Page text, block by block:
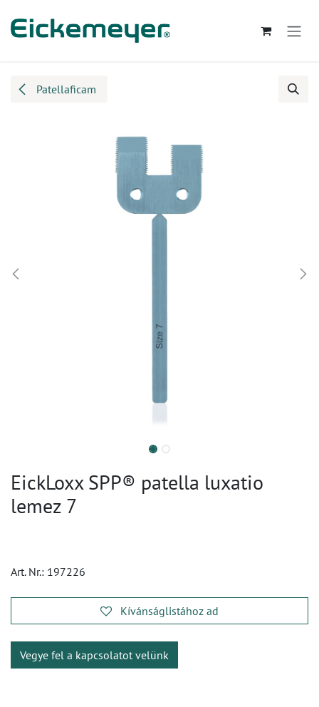
Patellaficam
EickLoxx SPP® patella luxatio
lemez 7
Art. Nr.: 197226
Kívánságlistához ad
Vegye fel a kapcsolatot velünk